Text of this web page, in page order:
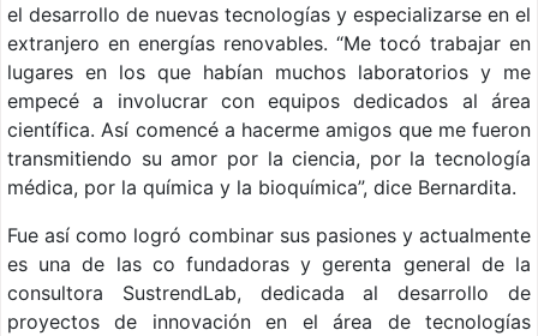
el desarrollo de nuevas tecnologías y especializarse en el
extranjero en energías renovables. “Me tocó trabajar en
lugares en los que habían muchos laboratorios y me
empecé a involucrar con equipos dedicados al área
científica. Así comencé a hacerme amigos que me fueron
transmitiendo su amor por la ciencia, por la tecnología
médica, por la química y la bioquímica”, dice Bernardita.
Fue así como logró combinar sus pasiones y actualmente
es una de las co fundadoras y gerenta general de la
consultora SustrendLab, dedicada al desarrollo de
proyectos de innovación en el área de tecnologías